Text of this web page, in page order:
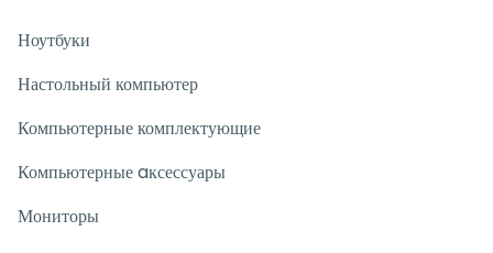
Ноутбуки
Настольный компьютер
Компьютерные комплектующие
Компьютерные aксессуары
Мониторы